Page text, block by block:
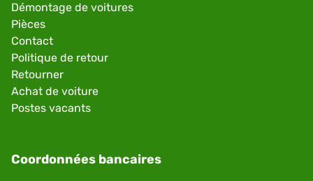
Démontage de voitures
Pièces
Contact
Politique de retour
Retourner
Achat de voiture
Postes vacants
Coordonnées bancaires